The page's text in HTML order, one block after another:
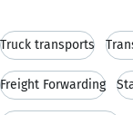
Truck transports
Freight Forwarding